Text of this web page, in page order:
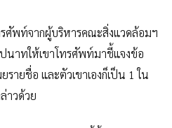
ศัพท์จากผู้บริหารคณะสิ่งแวดล้อมฯ
นาทให้เขาโทรศัพท์มาชี้แจงข้อ
รายชื่อ และตัวเขาเองก็เป็น 1 ใน
าวด้วย